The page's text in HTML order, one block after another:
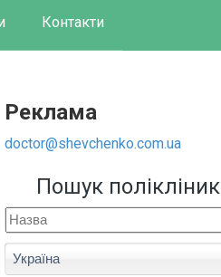
Контакти
Реклама
doctor@shevchenko.com.ua
Пошук полікліник
Україна